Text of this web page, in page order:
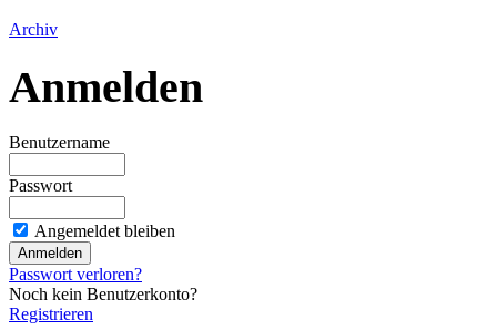
Archiv
Anmelden
Benutzername
Passwort
Angemeldet bleiben
Passwort verloren?
Noch kein Benutzerkonto?
Registrieren